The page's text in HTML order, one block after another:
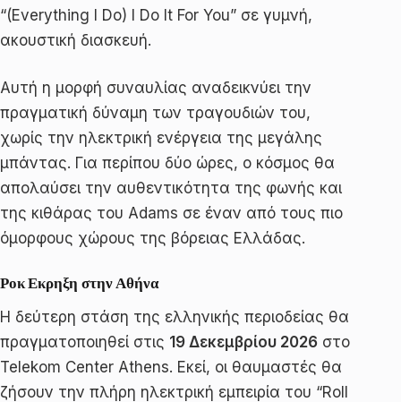
“(Everything I Do) I Do It For You” σε γυμνή,
ακουστική διασκευή.
Αυτή η μορφή συναυλίας αναδεικνύει την
πραγματική δύναμη των τραγουδιών του,
χωρίς την ηλεκτρική ενέργεια της μεγάλης
μπάντας. Για περίπου δύο ώρες, ο κόσμος θα
απολαύσει την αυθεντικότητα της φωνής και
της κιθάρας του Adams σε έναν από τους πιο
όμορφους χώρους της βόρειας Ελλάδας.
Ροκ Εκρηξη στην Αθήνα
Η δεύτερη στάση της ελληνικής περιοδείας θα
πραγματοποιηθεί στις 19 Δεκεμβρίου 2026 στο
Telekom Center Athens. Εκεί, οι θαυμαστές θα
ζήσουν την πλήρη ηλεκτρική εμπειρία του “Roll